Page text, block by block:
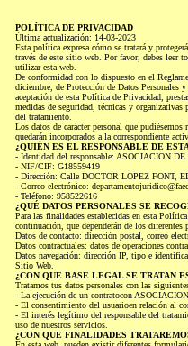
POLÍTICA DE PRIVACIDAD
Última actualización: 14-03-2023
Esta política expresa cómo se tratará y
través de este sitio web. Por favor, debes leer
utilizar esta web.
De conformidad con lo dispuesto en el
diciembre, de Protección de Datos
aceptación de esta Política de Privacidad,
medidas de seguridad, técnicas y
del tratamiento.
Los datos de carácter personal que
quedarán incorporados a la correspondiente
¿QUIÉN ES EL RESPONSABLE DE
- Identidad del responsable: ASOCIACION
- NIF/CIF: G18559419
- Dirección: Calle DOCTOR LOPEZ FONT,
- Correo electrónico:
- Teléfono: 958522616
¿QUÉ DATOS PERSONALES SE
Para las finalidades establecidas en esta
continuación, que dependerán de los
Datos de contacto: dirección postal, correo
Datos contractuales: datos de operaciones
Datos navegación: dirección IP, tipo e
Sitio Web.
¿CON QUE BASE LEGAL SE TRATAN
Tratamos tus datos personales con las
- La ejecución de un contratocon
- El consentimiento del usuarioen relación al
- El interés legítimo del responsable del
uso de nuestros servicios.
¿CON QUE FINALIDADES